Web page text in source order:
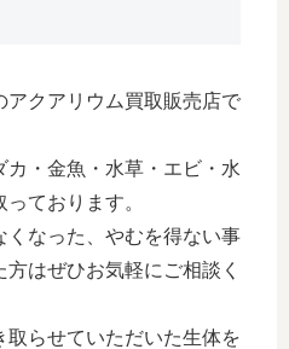
アクアリウム買取販売店で
・金魚・水草・エビ・水
ております。
くなった、やむを得ない事
はぜひお気軽にご相談く
取らせていただいた生体を